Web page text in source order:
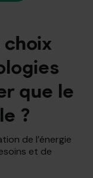
que le
?
de l’énergie
et de